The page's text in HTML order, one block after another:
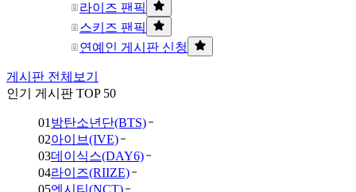
라이즈 팬픽
스키즈 팬픽
연예인 게시판 신청
게시판 전체보기
인기 게시판 TOP 50
01 방탄소년단(BTS)
02아이브(IVE)
03데이식스(DAY6)
04라이즈(RIIZE)
05엔시티(NCT)